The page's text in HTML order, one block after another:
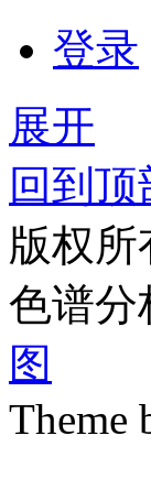
登录
展开
回到顶
版权所
色谱分
图
Theme